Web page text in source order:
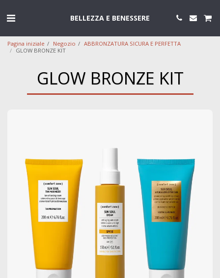
BELLEZZA E BENESSERE
Pagina iniziale Negozio
ABBRONZATURA SICURA E PERFETTA
GLOW BRONZE KIT
GLOW BRONZE KIT